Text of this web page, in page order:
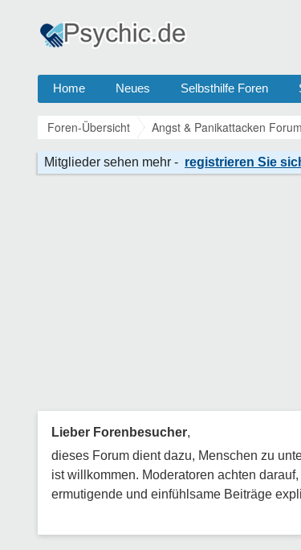
Home Neues Selbsthilfe Foren
Foren-Übersicht Angst & Panikattacken Forum
Lieber Forenbesucher,
dieses Forum dient dazu, Menschen zu
ist willkommen. Moderatoren achten
ermutigende und einfühlsame Beiträge